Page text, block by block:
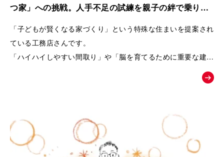
また、商品の魅力を一方的に伝えるのではなく、友人との会話
納得しながら家づくりを進めていく流れを描くことで、企業へ
の信頼感も醸成できるよう設計しています。
終盤では、実際のお客様の声や、会社の理念・アフターメンテ
「住むだけで家族が健やかに暮らせる家とは何か」
つ家」への挑戦。人手不足の試練を親子の絆で乗り越
「子どもが賢くなる家づくり」という特殊な住まいを提案され
ている工務店さんです。
「ハイハイしやすい間取り」や「脳を育てるために重要な建材
世間一般ではまだ認知されていないことを、わかりやすくお客